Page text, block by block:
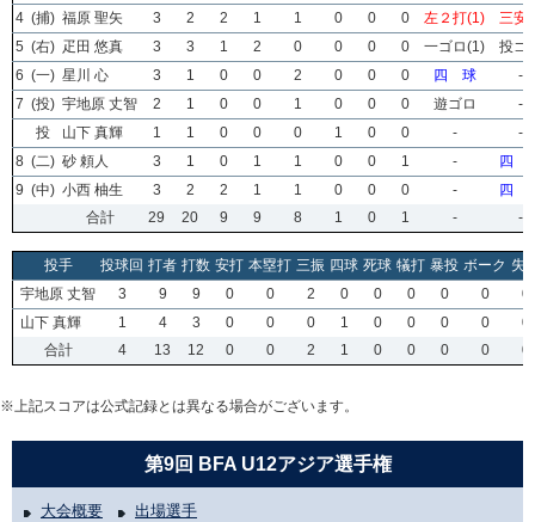
4 (捕) 福原 聖矢 3 2 2 1 1 0 0 0 左２打(1)
三安
5 (右) 疋田 悠真 3 3 1 2 0 0 0 0 一ゴロ(1)
投ゴ
6 (一) 星川 心 3 1 0 0 2 0 0 0 四 球
-
7 (投) 宇地原 丈智 2 1 0 0 1 0 0 0 遊ゴロ
-
投
山下 真輝 1 1 0 0 0 1 0 0 -
-
8 (二) 砂 頼人 3 1 0 1 1 0 0 1 -
四
9 (中) 小西 柚生 3 2 2 1 1 0 0 0 -
四
合計
29 20 9 9 8 1 0 1 - -
投手 投球回 打者 打数 安打 本塁打 三振 四球 死球 犠打 暴投 ボーク 失
宇地原 丈智
3 9 9 0 0 2 0 0 0 0 0
0
山下 真輝
1 4 3 0 0 0 1 0 0 0 0
0
合計
4 13 12 0 0 2 1 0 0 0 0 0
※上記スコアは公式記録とは異なる場合がございます。
第9回 BFA U12アジア選手権
大会概要 出場選手